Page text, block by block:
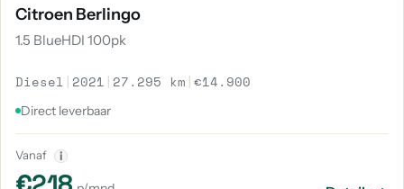
Citroen Berlingo
1.5 BlueHDI 100pk
Diesel | 2021 | 27.295 km |€14.900
Direct leverbaar
Vanaf i